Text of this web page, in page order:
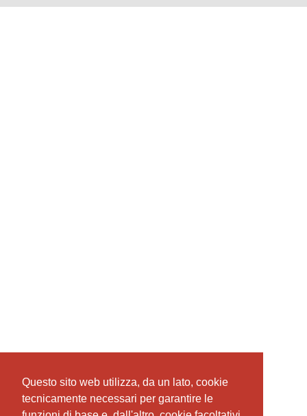
Questo sito web utilizza, da un lato, cookie
tecnicamente necessari per garantire le
Questo sito web utilizza, da un lato, cookie
tecnicamente necessari per garantire le